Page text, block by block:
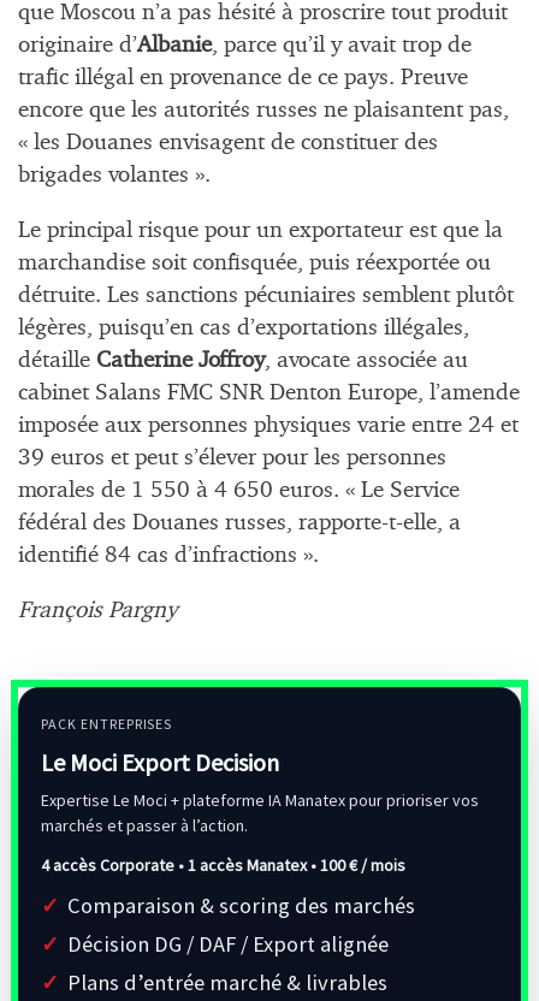
que Moscou n’a pas hésité à proscrire tout produit
originaire d’Albanie, parce qu’il y avait trop de
trafic illégal en provenance de ce pays. Preuve
encore que les autorités russes ne plaisantent pas,
« les Douanes envisagent de constituer des
brigades volantes ».
Le principal risque pour un exportateur est que la
marchandise soit confisquée, puis réexportée ou
détruite. Les sanctions pécuniaires semblent plutôt
légères, puisqu’en cas d’exportations illégales,
détaille Catherine Joffroy, avocate associée au
cabinet Salans FMC SNR Denton Europe, l’amende
imposée aux personnes physiques varie entre 24 et
39 euros et peut s’élever pour les personnes
morales de 1 550 à 4 650 euros. « Le Service
fédéral des Douanes russes, rapporte-t-elle, a
identifié 84 cas d’infractions ».
François Pargny
PACK ENTREPRISES
Le Moci Export Decision
Expertise Le Moci + plateforme IA Manatex pour prioriser vos
marchés et passer à l’action.
4 accès Corporate • 1 accès Manatex •100 € / mois
Comparaison & scoring des marchés
Décision DG / DAF / Export alignée
Plans d’entrée marché & livrables